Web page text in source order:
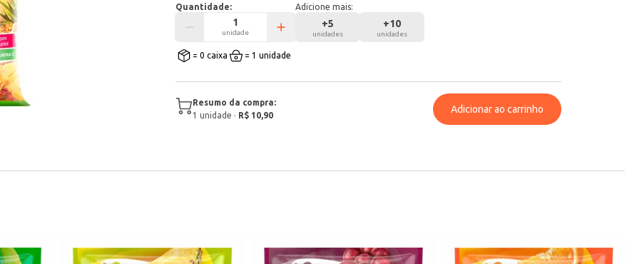
Quantidade:
unidade
Adicione mais:
+5
unidades
+10
unidades
= 0 caixa = 1 unidade
Resumo da compra:
1 unidade · R$ 10,90
Adicionar ao carrinho